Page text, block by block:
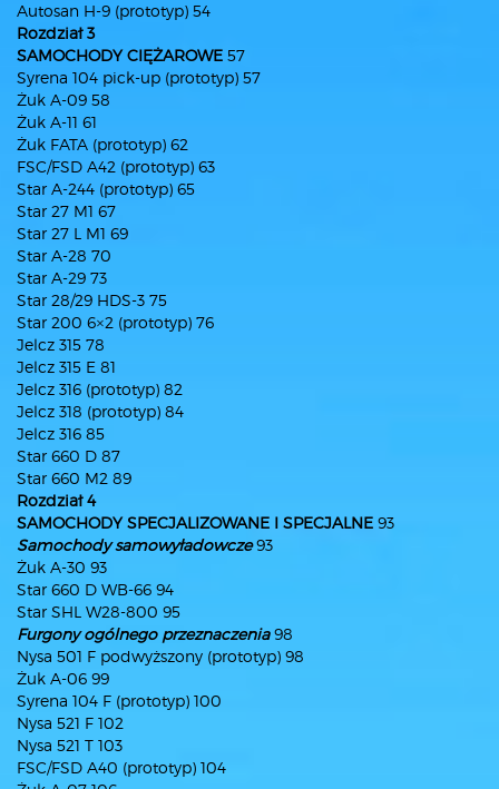
Autosan H-9 (prototyp) 54
Rozdział 3
SAMOCHODY CIĘŻAROWE 57
Syrena 104 pick-up (prototyp) 57
Żuk A-09 58
Żuk A-11 61
Żuk FATA (prototyp) 62
FSC/FSD A42 (prototyp) 63
Star A-244 (prototyp) 65
Star 27 M1 67
Star 27 L M1 69
Star A-28 70
Star A-29 73
Star 28/29 HDS-3 75
Star 200 6×2 (prototyp) 76
Jelcz 315 78
Jelcz 315 E 81
Jelcz 316 (prototyp) 82
Jelcz 318 (prototyp) 84
Jelcz 316 85
Star 660 D 87
Star 660 M2 89
Rozdział 4
SAMOCHODY SPECJALIZOWANE I SPECJALNE 93
Samochody samowyładowcze93
Żuk A-30 93
Star 660 D WB-66 94
Star SHL W28-800 95
Furgony ogólnego przeznaczenia98
Nysa 501 F podwyższony (prototyp) 98
Żuk A-06 99
Syrena 104 F (prototyp) 100
Nysa 521 F 102
Nysa 521 T 103
FSC/FSD A40 (prototyp) 104